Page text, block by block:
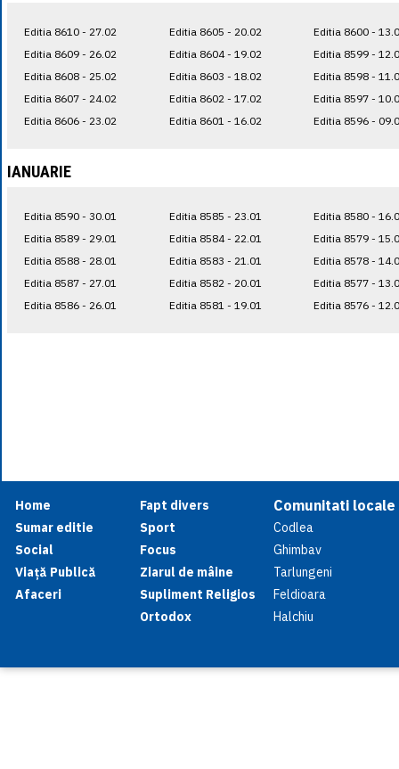
Editia 8610 - 27.02
Editia 8609 - 26.02
Editia 8608 - 25.02
Editia 8607 - 24.02
Editia 8606 - 23.02
Editia 8605 - 20.02
Editia 8604 - 19.02
Editia 8603 - 18.02
Editia 8602 - 17.02
Editia 8601 - 16.02
Editia 8600 -
Editia 8599 -
Editia 8598 -
Editia 8597 -
Editia 8596 -
IANUARIE
Editia 8590 - 30.01
Editia 8589 - 29.01
Editia 8588 - 28.01
Editia 8587 - 27.01
Editia 8586 - 26.01
Editia 8585 - 23.01
Editia 8584 - 22.01
Editia 8583 - 21.01
Editia 8582 - 20.01
Editia 8581 - 19.01
Editia 8580 -
Editia 8579 -
Editia 8578 -
Editia 8577 -
Editia 8576 -
Home
Sumar editie
Social
Viață Publică
Afaceri
Fapt divers
Sport
Focus
Ziarul de mâine
Supliment Religios
Ortodox
Comunitati locale
Codlea
Ghimbav
Tarlungeni
Feldioara
Halchiu